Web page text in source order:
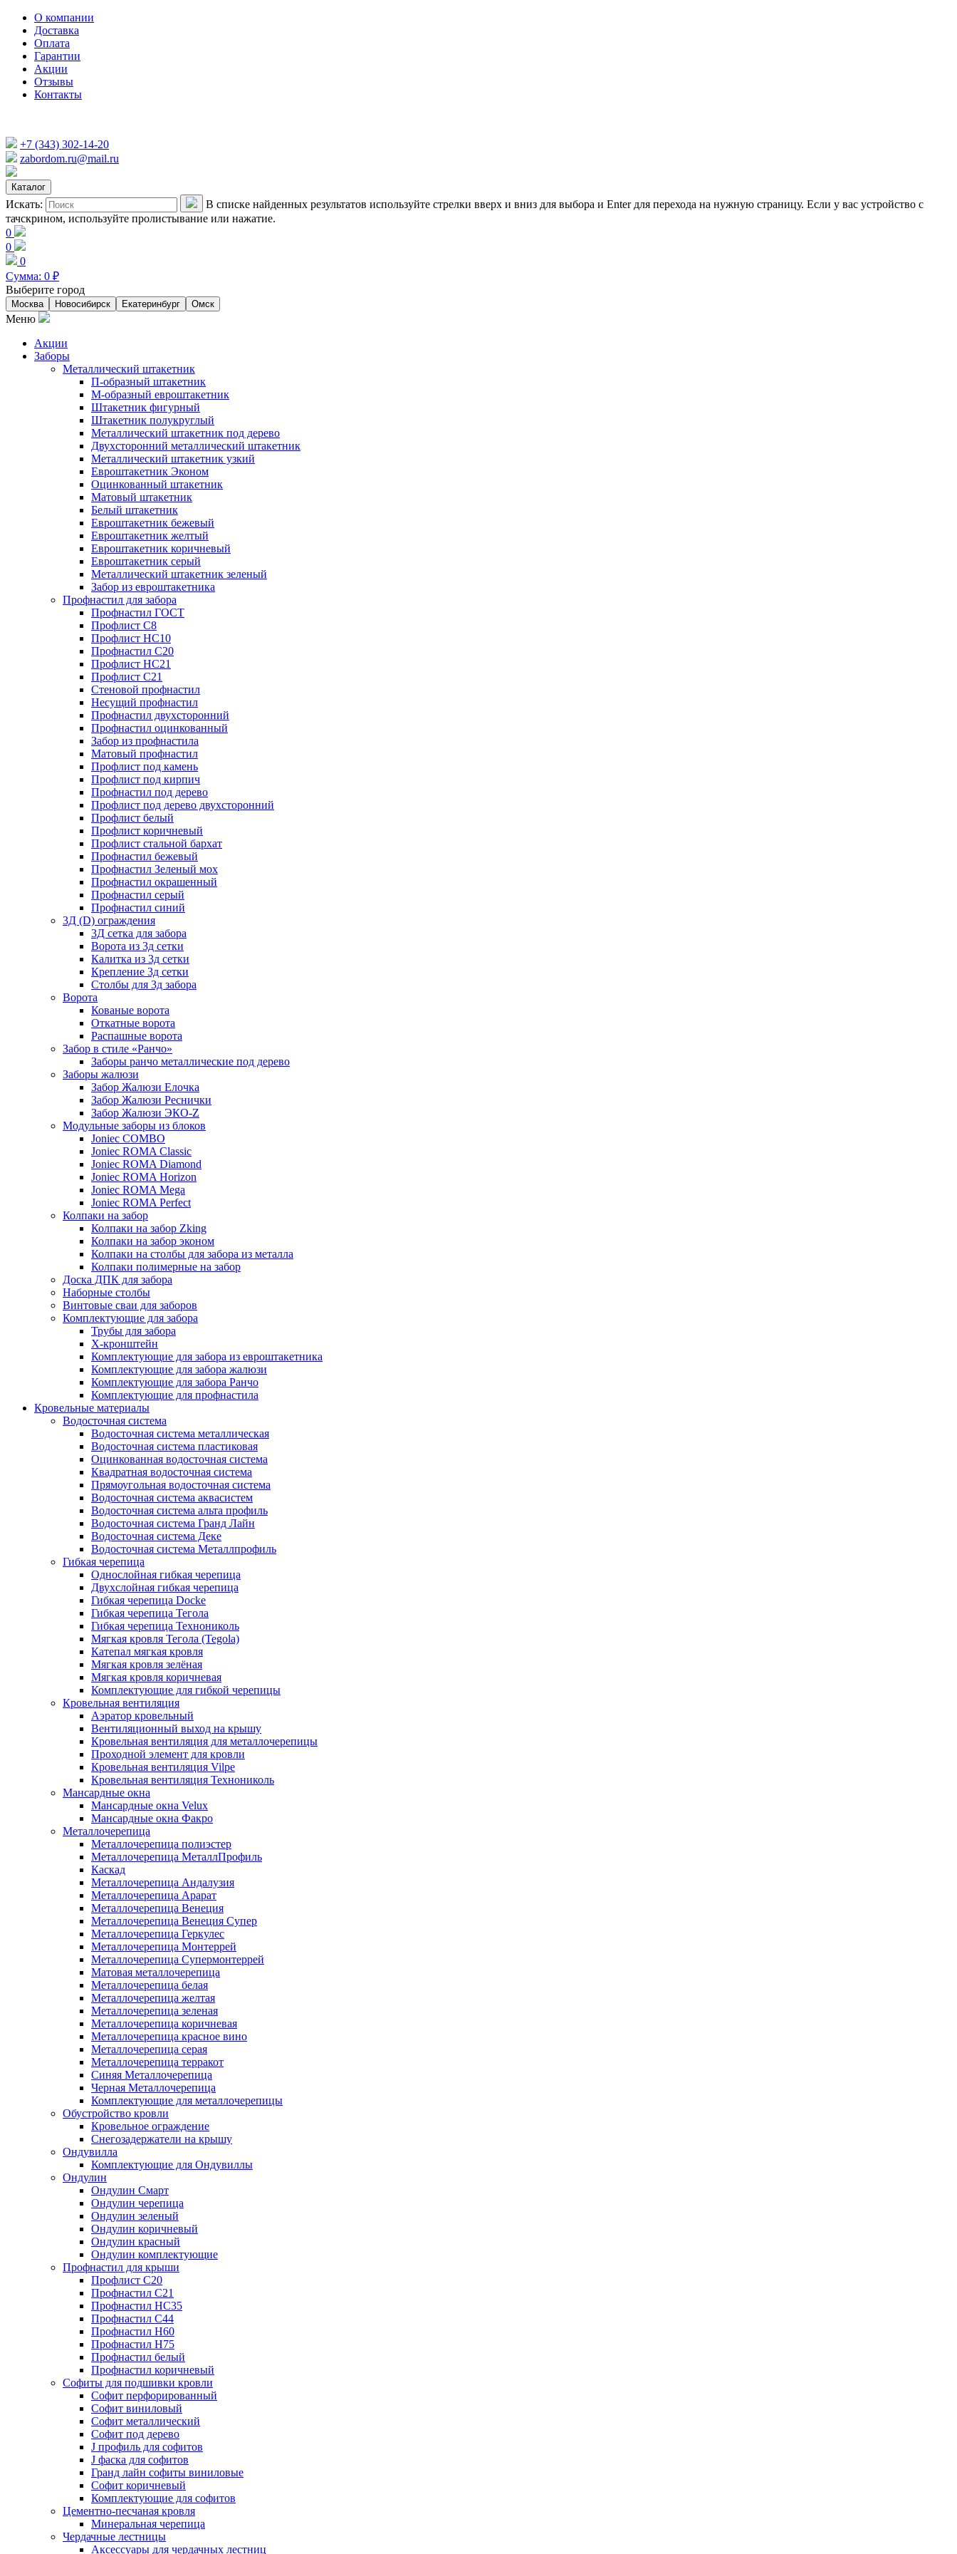
О компании
Доставка
Оплата
Гарантии
Акции
Отзывы
Контакты
+7 (343) 302-14-20
zabordom.ru@mail.ru
Каталог
Искать:
В списке найденных результатов используйте стрелки вверх и вниз для выбора и Enter для перехода на нужную страницу. Если у вас устройство с
тачскрином, используйте пролистывание или нажатие.
0
0
0
Сумма: 0 ₽
Выберите город
Москва Новосибирск Екатеринбург Омск
Меню
Акции
Заборы
Металлический штакетник
П-образный штакетник
М-образный евроштакетник
Штакетник фигурный
Штакетник полукруглый
Металлический штакетник под дерево
Двухсторонний металлический штакетник
Металлический штакетник узкий
Евроштакетник Эконом
Оцинкованный штакетник
Матовый штакетник
Белый штакетник
Евроштакетник бежевый
Евроштакетник желтый
Евроштакетник коричневый
Евроштакетник серый
Металлический штакетник зеленый
Забор из евроштакетника
Профнастил для забора
Профнастил ГОСТ
Профлист С8
Профлист НС10
Профнастил С20
Профлист НС21
Профлист С21
Стеновой профнастил
Несущий профнастил
Профнастил двухсторонний
Профнастил оцинкованный
Забор из профнастила
Матовый профнастил
Профлист под камень
Профлист под кирпич
Профнастил под дерево
Профлист под дерево двухсторонний
Профлист белый
Профлист коричневый
Профлист стальной бархат
Профнастил бежевый
Профнастил Зеленый мох
Профнастил окрашенный
Профнастил серый
Профнастил синий
3Д (D) ограждения
3Д сетка для забора
Ворота из 3д сетки
Калитка из 3д сетки
Крепление 3д сетки
Столбы для 3д забора
Ворота
Кованые ворота
Откатные ворота
Распашные ворота
Забор в стиле «Ранчо»
Заборы ранчо металлические под дерево
Заборы жалюзи
Забор Жалюзи Елочка
Забор Жалюзи Реснички
Забор Жалюзи ЭКО-Z
Модульные заборы из блоков
Joniec COMBO
Joniec ROMA Classic
Joniec ROMA Diamond
Joniec ROMA Horizon
Joniec ROMA Mega
Joniec ROMA Perfect
Колпаки на забор
Колпаки на забор Zking
Колпаки на забор эконом
Колпаки на столбы для забора из металла
Колпаки полимерные на забор
Доска ДПК для забора
Наборные столбы
Винтовые сваи для заборов
Комплектующие для забора
Трубы для забора
Х-кронштейн
Комплектующие для забора из евроштакетника
Комплектующие для забора жалюзи
Комплектующие для забора Ранчо
Комплектующие для профнастила
Кровельные материалы
Водосточная система
Водосточная система металлическая
Водосточная система пластиковая
Оцинкованная водосточная система
Квадратная водосточная система
Прямоугольная водосточная система
Водосточная система аквасистем
Водосточная система альта профиль
Водосточная система Гранд Лайн
Водосточная система Деке
Водосточная система Металлпрофиль
Гибкая черепица
Однослойная гибкая черепица
Двухслойная гибкая черепица
Гибкая черепица Docke
Гибкая черепица Тегола
Гибкая черепица Технониколь
Мягкая кровля Тегола (Tegola)
Катепал мягкая кровля
Мягкая кровля зелёная
Мягкая кровля коричневая
Комплектующие для гибкой черепицы
Кровельная вентиляция
Аэратор кровельный
Вентиляционный выход на крышу
Кровельная вентиляция для металлочерепицы
Проходной элемент для кровли
Кровельная вентиляция Vilpe
Кровельная вентиляция Технониколь
Мансардные окна
Мансардные окна Velux
Мансардные окна Факро
Металлочерепица
Металлочерепица полиэстер
Металлочерепица МеталлПрофиль
Каскад
Металлочерепица Андалузия
Металлочерепица Арарат
Металлочерепица Венеция
Металлочерепица Венеция Супер
Металлочерепица Геркулес
Металлочерепица Монтеррей
Металлочерепица Супермонтеррей
Матовая металлочерепица
Металлочерепица белая
Металлочерепица желтая
Металлочерепица зеленая
Металлочерепица коричневая
Металлочерепица красное вино
Металлочерепица серая
Металлочерепица терракот
Синяя Металлочерепица
Черная Металлочерепица
Комплектующие для металлочерепицы
Обустройство кровли
Кровельное ограждение
Снегозадержатели на крышу
Ондувилла
Комплектующие для Ондувиллы
Ондулин
Ондулин Смарт
Ондулин черепица
Ондулин зеленый
Ондулин коричневый
Ондулин красный
Ондулин комплектующие
Профнастил для крыши
Профлист С20
Профнастил С21
Профнастил НС35
Профнастил С44
Профнастил Н60
Профнастил Н75
Профнастил белый
Профнастил коричневый
Софиты для подшивки кровли
Cофит перфорированный
Софит виниловый
Софит металлический
Софит под дерево
J профиль для софитов
J фаска для софитов
Гранд лайн софиты виниловые
Софит коричневый
Комплектующие для софитов
Цементно-песчаная кровля
Минеральная черепица
Чердачные лестницы
Аксессуары для чердачных лестниц